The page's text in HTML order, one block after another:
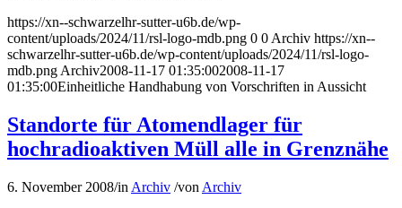
https://xn--schwarzelhr-sutter-u6b.de/wp-
content/uploads/2024/11/rsl-logo-mdb.png 0 0 Archiv https://xn--
schwarzelhr-sutter-u6b.de/wp-content/uploads/2024/11/rsl-logo-
mdb.png Archiv2008-11-17 01:35:002008-11-17
01:35:00Einheitliche Handhabung von Vorschriften in Aussicht
Standorte für Atomendlager für
hochradioaktiven Müll alle in Grenznähe
6. November 2008/in Archiv /von Archiv